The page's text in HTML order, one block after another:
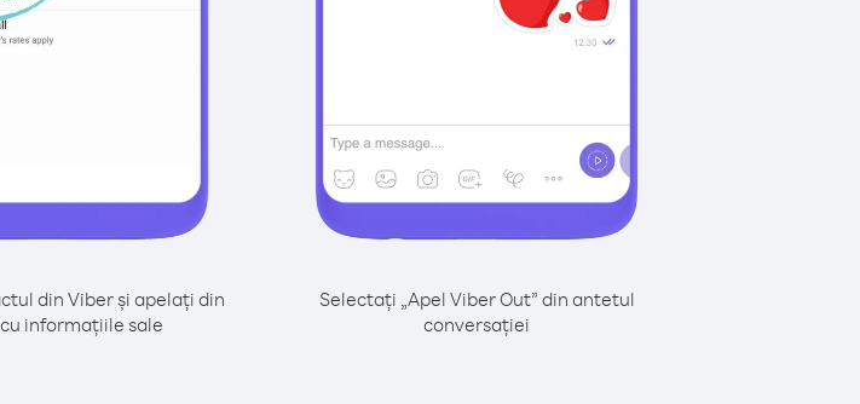
din Viber și apelați din
informațiile sale
Selectați „Apel Viber Out” din antetul
conversației